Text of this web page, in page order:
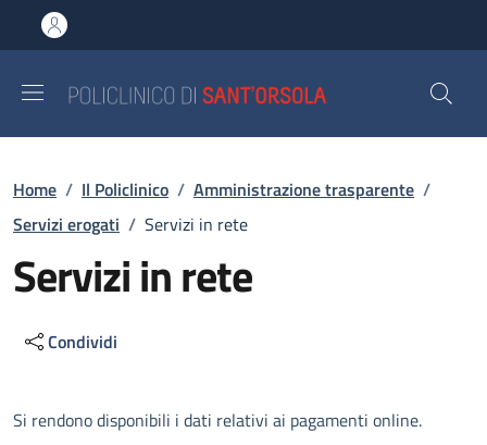
al contenuto principale
to footer content
Briciole di pane
Home / Il Policlinico / Amministrazione trasparente /
Servizi erogati / Servizi in rete
Servizi in rete
Condividi
Descrizione
Si rendono disponibili i dati relativi ai pagamenti online.